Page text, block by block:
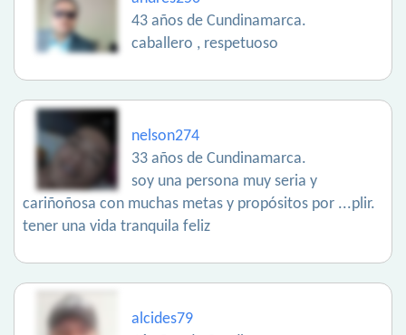
43 años de Cundinamarca.
caballero , respetuoso
nelson274
33 años de Cundinamarca.
soy una persona muy seria y
cariñoñosa con muchas metas y propósitos por ...plir.
tener una vida tranquila feliz
alcides79